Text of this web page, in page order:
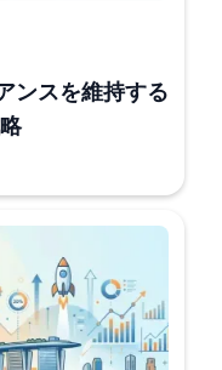
ンスを維持する